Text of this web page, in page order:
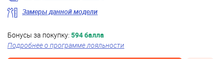
Замеры данной модели
Бонусы за покупку: 594 балла
Подробнее о программе лояльности